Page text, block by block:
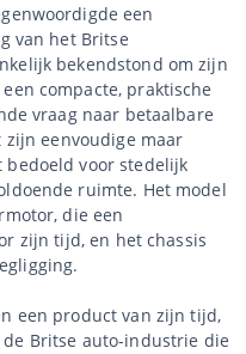
een
van het Britse
bekendstond om zijn
compacte, praktische
vraag naar betaalbare
eenvoudige maar
bedoeld voor stedelijk
ruimte. Het model
die een
zijn tijd, en het chassis
een product van zijn tijd,
Britse auto-industrie die